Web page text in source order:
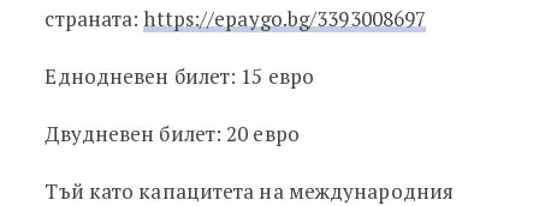
страната:https://epaygo.bg/3393008697
Еднодневен билет: 15 евро
Двудневен билет: 20 евро
Тъй като капацитета на международния